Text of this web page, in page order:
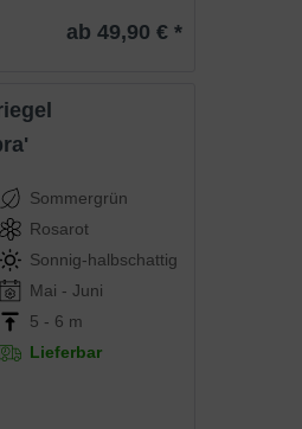
ab 49,90 € *
Sommergrün
Rosarot
Sonnig-halbschattig
Mai - Juni
5 - 6 m
Lieferbar